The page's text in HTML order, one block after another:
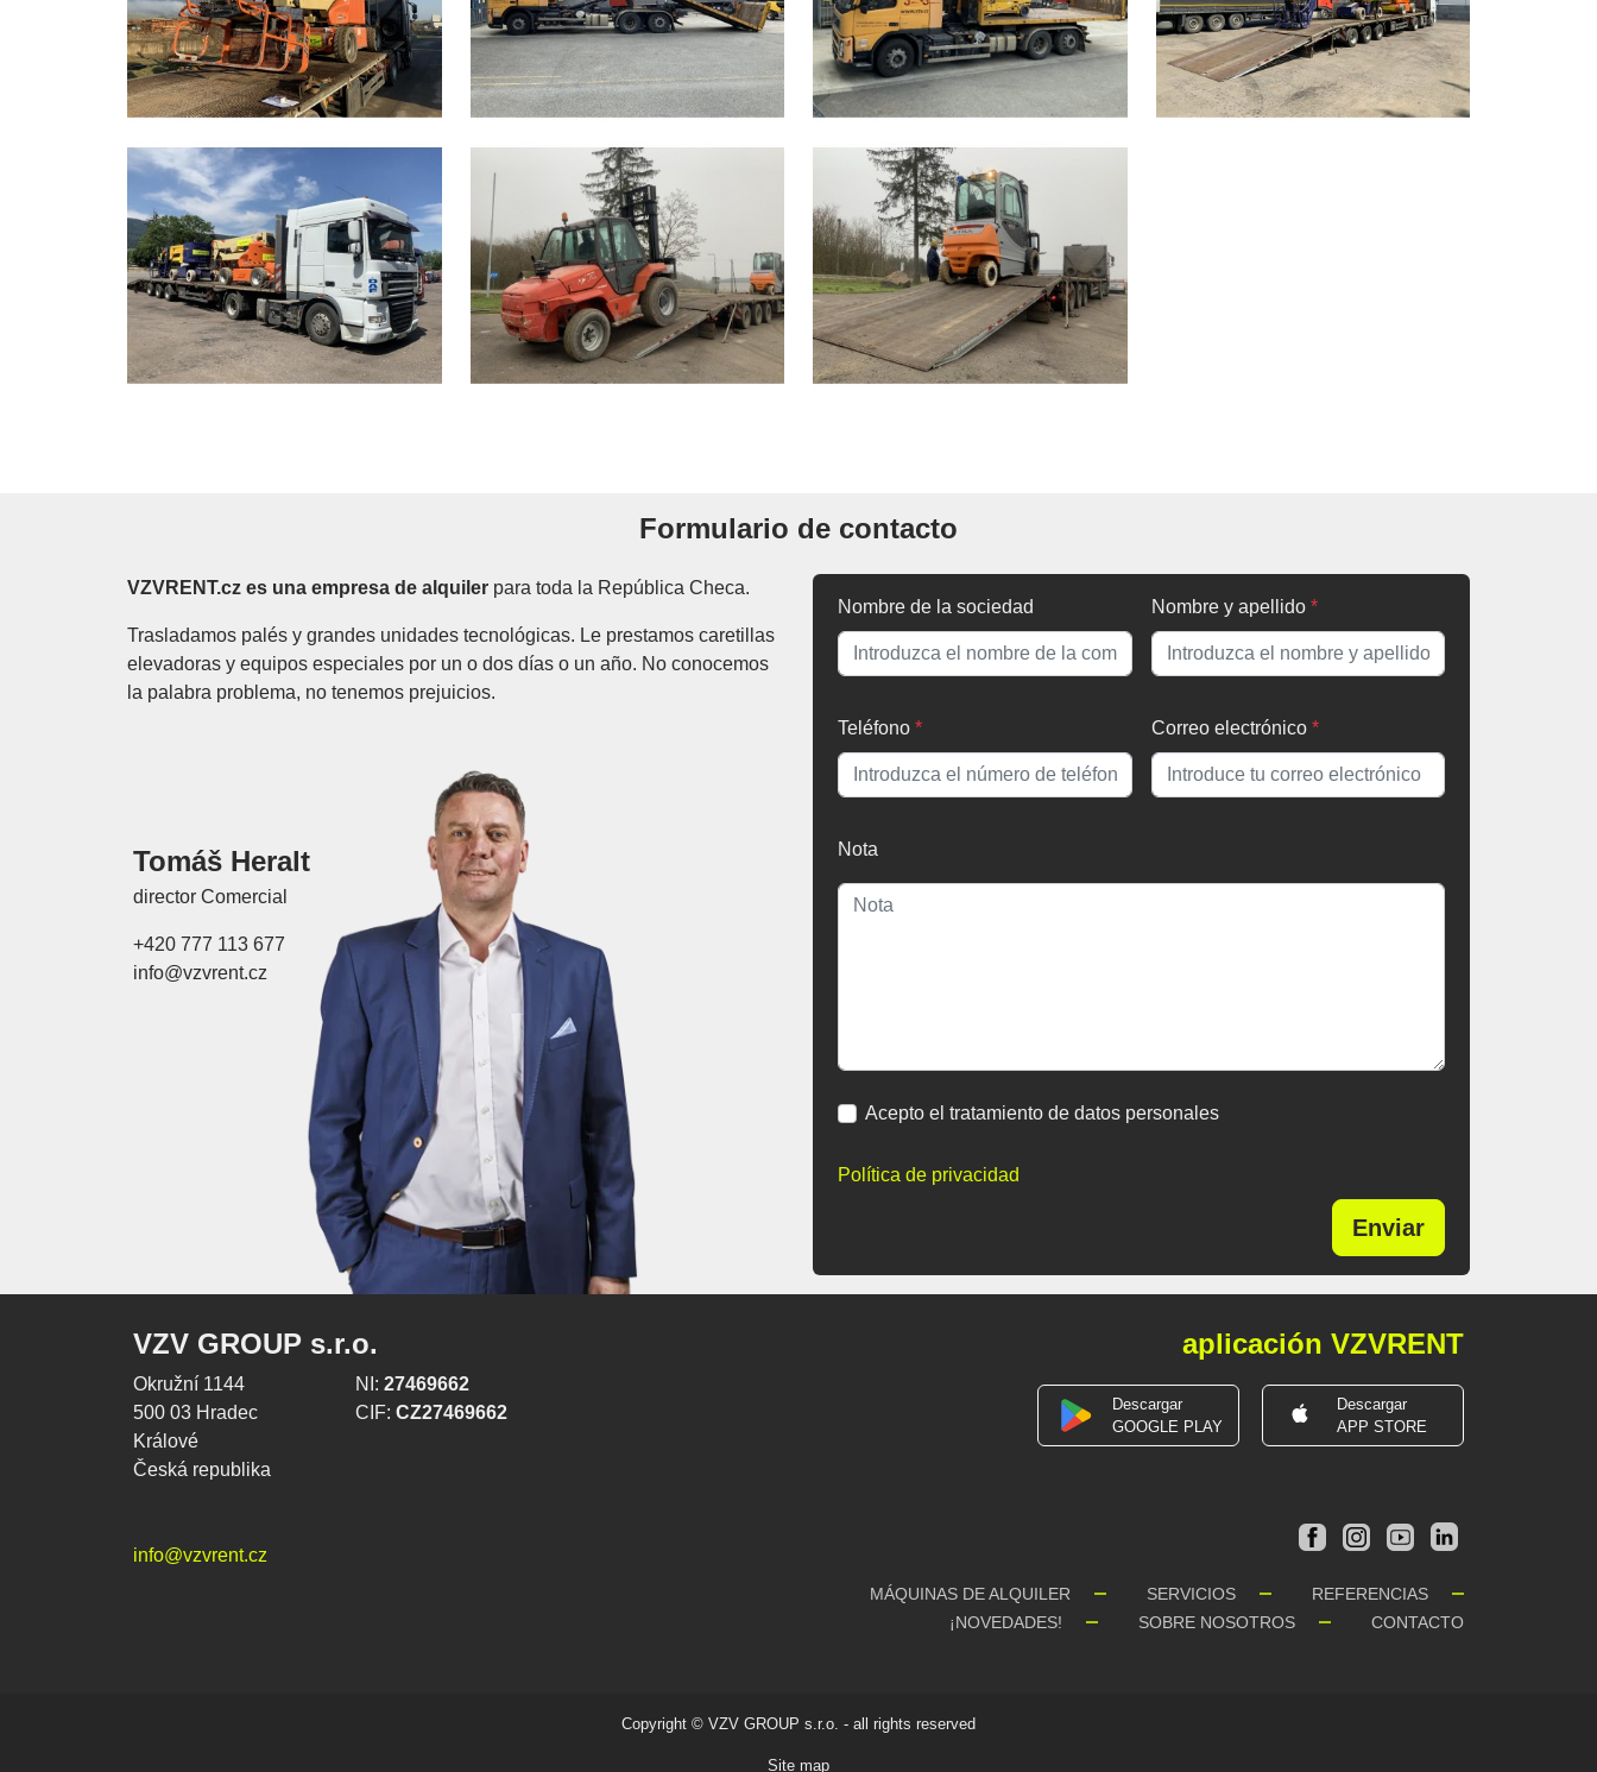
Formulario de contacto
VZVRENT.cz es una empresa de alquiler para toda la República Checa.
Trasladamos palés y grandes unidades tecnológicas. Le prestamos caretillas
elevadoras y equipos especiales por un o dos días o un año. No conocemos
la palabra problema, no tenemos prejuicios.
Tomáš Heralt
director Comercial
+420 777 113 677
info@vzvrent.cz
Nombre de la sociedad Nombre y apellido *
Teléfono * Correo electrónico *
Nota
Acepto el tratamiento de datos personales
Política de privacidad
Enviar
VZV GROUP s.r.o.
Okružní 1144
500 03 Hradec
Králové
Česká republika
NI:27469662
CIF:CZ27469662
info@vzvrent.cz
aplicación VZVRENT
Descargar
GOOGLE PLAY
Descargar
APP STORE
MÁQUINAS DE ALQUILER SERVICIOS
REFERENCIAS
¡NOVEDADES!
SOBRE NOSOTROS CONTACTO
Copyright © VZV GROUP s.r.o. - all rights reserved
Site map